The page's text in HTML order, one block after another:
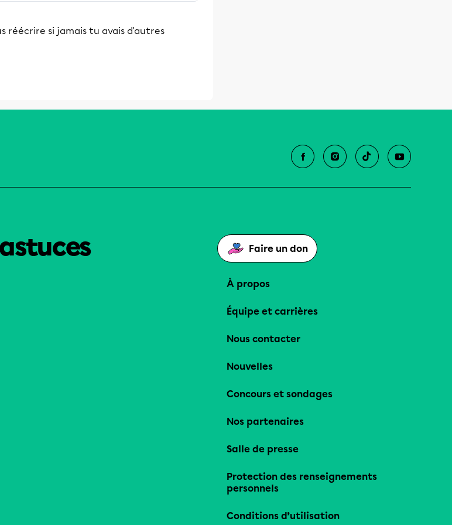
réécrire si jamais tu avais d'autres
Faire un don
À propos
Équipe et carrières
Nous contacter
Nouvelles
Concours et sondages
Nos partenaires
Salle de presse
Protection des renseignements
personnels
Conditions d’utilisation